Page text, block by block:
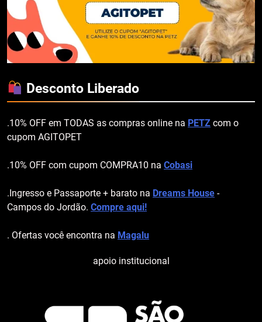
Desconto Liberado
.10% OFF em TODAS as compras online na PETZ com o
cupom AGITOPET
.10% OFF com cupom COMPRA10 na Cobasi
.Ingresso e Passaporte + barato na Dreams House -
Campos do Jordão. Compre aqui!
. Ofertas você encontra na Magalu
apoio institucional